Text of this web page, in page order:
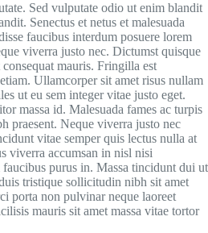
Sed vulputate odio ut enim blandit
Senectus et netus et malesuada
faucibus interdum posuere lorem
viverra justo nec. Dictumst quisque
mauris. Fringilla est
Ullamcorper sit amet risus nullam
ut eu sem integer vitae justo eget.
massa id. Malesuada fames ac turpis
praesent. Neque viverra justo nec
vitae semper quis lectus nulla at
viverra accumsan in nisl nisi
purus in. Massa tincidunt dui ut
tristique sollicitudin nibh sit amet
porta non pulvinar neque laoreet
mauris sit amet massa vitae tortor